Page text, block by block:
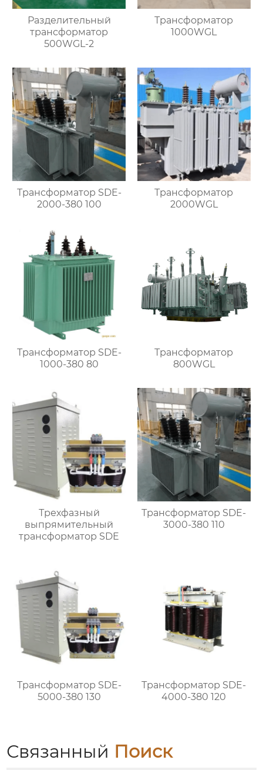
Разделительный
трансформатор
500WGL-2
Трансформатор
1000WGL
Трансформатор SDE-
2000-380 100
Трансформатор
2000WGL
Трансформатор SDE-
1000-380 80
Трансформатор
800WGL
Трехфазный
выпрямительный
трансформатор SDE
Трансформатор SDE-
3000-380 110
Трансформатор SDE-
5000-380 130
Трансформатор SDE-
4000-380 120
Связанный Поиск